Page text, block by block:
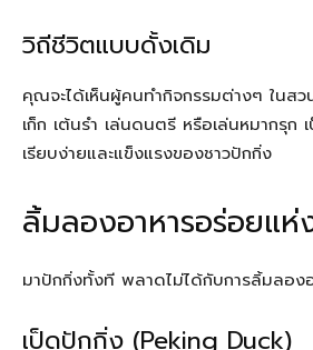
วิถีชีวิตแบบดั้งเดิม
คุณจะได้เห็นผู้คนทำกิจกรรมต่างๆ ในสว
เก็ก เต้นรำ เล่นดนตรี หรือเล่นหมากรุก
เรียบง่ายและแข็งแรงของชาวปักกิ่ง
ลิ้มลองอาหารอร่อยแ
มาปักกิ่งทั้งที พลาดไม่ได้กับการลิ้มลอง
เป็ดปักกิ่ง (Peking Duck)